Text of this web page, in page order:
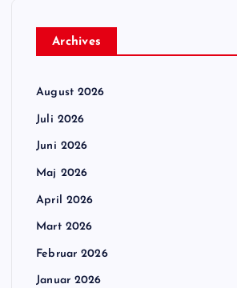
Archives
August 2026
Juli 2026
Juni 2026
Maj 2026
April 2026
Mart 2026
Februar 2026
Januar 2026